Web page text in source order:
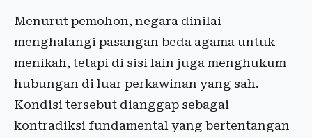
Menurut pemohon, negara dinilai
menghalangi pasangan beda agama untuk
menikah, tetapi di sisi lain juga menghukum
hubungan di luar perkawinan yang sah.
Kondisi tersebut dianggap sebagai
kontradiksi fundamental yang bertentangan